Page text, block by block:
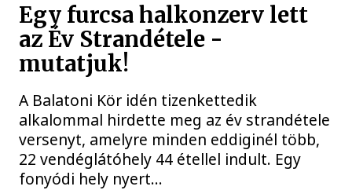
Egy furcsa halkonzerv lett
az Év Strandétele -
mutatjuk!
A Balatoni Kör idén tizenkettedik
alkalommal hirdette meg az év strandétele
versenyt, amelyre minden eddiginél több,
22 vendéglátóhely 44 étellel indult. Egy
fonyódi hely nyert...